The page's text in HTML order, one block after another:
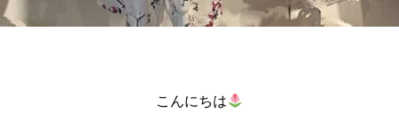
こんにちは